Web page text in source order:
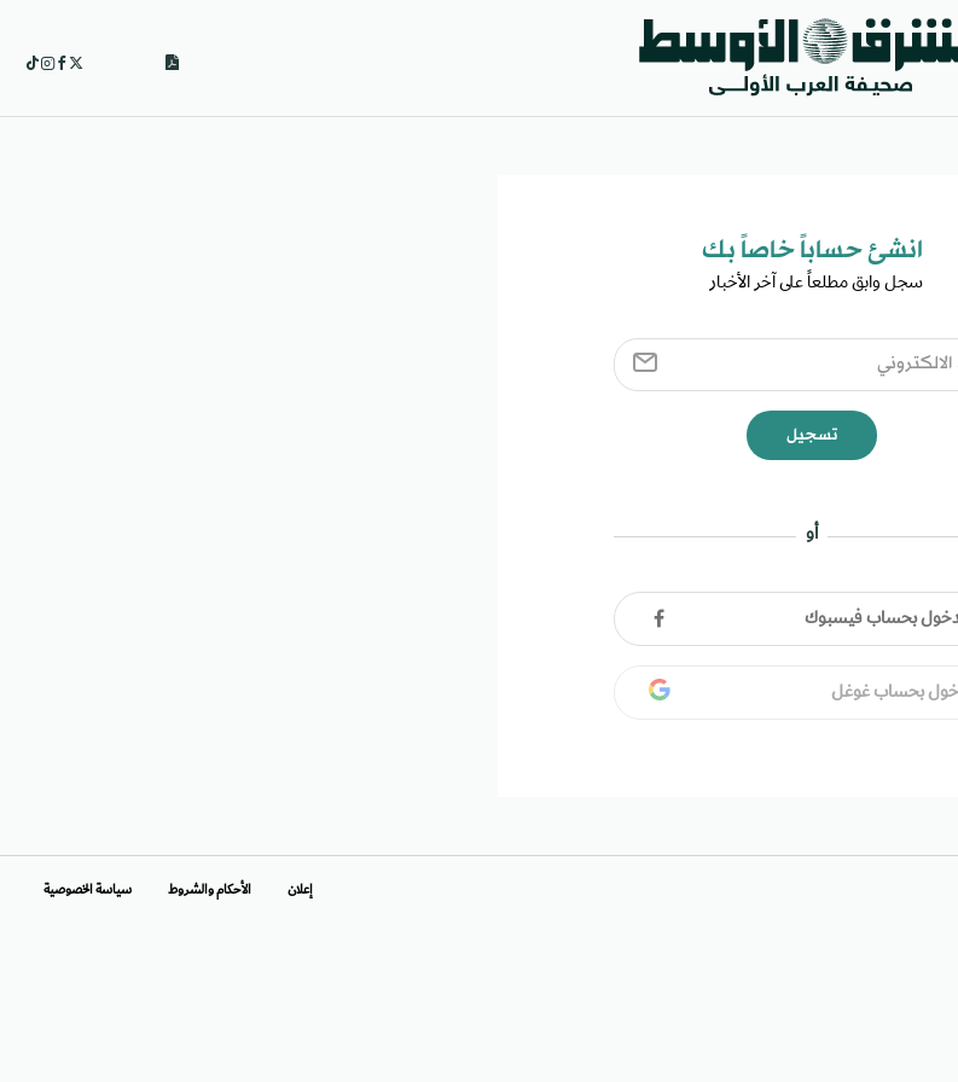
انشئ حساباً خاصاً بك​
سجل وابق مطلعاً على آخر الأخبار ​
تسجيل
أو
بحساب فيسبوك
بحساب غوغل
إعلان الأحكام والشروط سياسة الخصوصية